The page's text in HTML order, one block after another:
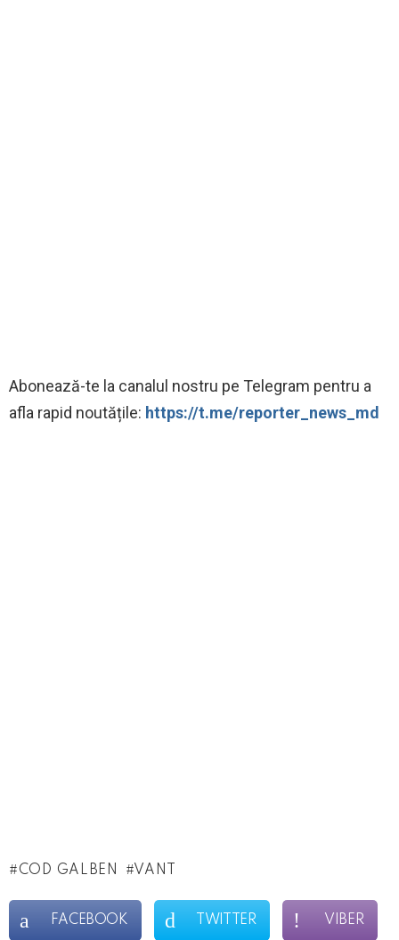
Abonează-te la canalul nostru pe Telegram pentru a
afla rapid noutățile: https://t.me/reporter_news_md
COD GALBEN VANT
FACEBOOK TWITTER VIBER